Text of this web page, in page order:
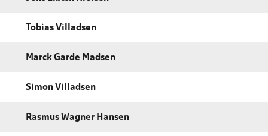
Tobias Villadsen
Marck Garde Madsen
Simon Villadsen
Rasmus Wagner Hansen